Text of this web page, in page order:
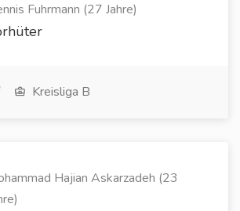
Fuhrmann (27 Jahre)
Kreisliga B
Hajian Askarzadeh (23